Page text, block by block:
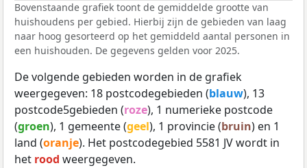
Bovenstaande grafiek toont de gemiddelde grootte van
huishoudens per gebied. Hierbij zijn de gebieden van laag
naar hoog gesorteerd op het gemiddeld aantal personen in
een huishouden. De gegevens gelden voor 2025.
De volgende gebieden worden in de grafiek
weergegeven: 18 postcodegebieden (blauw), 13
postcode5gebieden (roze), 1 numerieke postcode
(groen), 1 gemeente (geel), 1 provincie (bruin) en 1
land (oranje). Het postcodegebied 5581 JV wordt in
het rood weergegeven.